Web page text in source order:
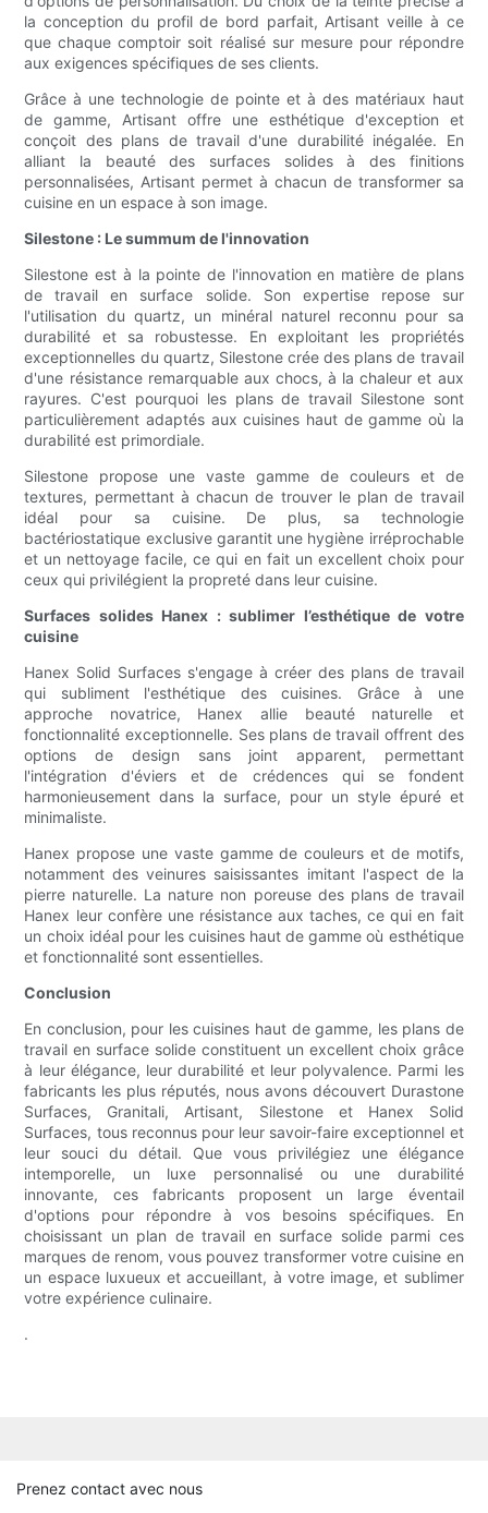
la conception du profil de bord parfait, Artisant veille à ce
que chaque comptoir soit réalisé sur mesure pour répondre
aux exigences spécifiques de ses clients.
Grâce à une technologie de pointe et à des matériaux haut
de gamme, Artisant offre une esthétique d'exception et
conçoit des plans de travail d'une durabilité inégalée. En
alliant la beauté des surfaces solides à des finitions
personnalisées, Artisant permet à chacun de transformer sa
cuisine en un espace à son image.
Silestone : Le summum de l'innovation
Silestone est à la pointe de l'innovation en matière de plans
de travail en surface solide. Son expertise repose sur
l'utilisation du quartz, un minéral naturel reconnu pour sa
durabilité et sa robustesse. En exploitant les propriétés
exceptionnelles du quartz, Silestone crée des plans de travail
d'une résistance remarquable aux chocs, à la chaleur et aux
rayures. C'est pourquoi les plans de travail Silestone sont
particulièrement adaptés aux cuisines haut de gamme où la
durabilité est primordiale.
Silestone propose une vaste gamme de couleurs et de
textures, permettant à chacun de trouver le plan de travail
idéal pour sa cuisine. De plus, sa technologie
bactériostatique exclusive garantit une hygiène irréprochable
et un nettoyage facile, ce qui en fait un excellent choix pour
ceux qui privilégient la propreté dans leur cuisine.
Surfaces solides Hanex : sublimer l’esthétique de votre
cuisine
Hanex Solid Surfaces s'engage à créer des plans de travail
qui subliment l'esthétique des cuisines. Grâce à une
approche novatrice, Hanex allie beauté naturelle et
fonctionnalité exceptionnelle. Ses plans de travail offrent des
options de design sans joint apparent, permettant
l'intégration d'éviers et de crédences qui se fondent
harmonieusement dans la surface, pour un style épuré et
minimaliste.
Hanex propose une vaste gamme de couleurs et de motifs,
notamment des veinures saisissantes imitant l'aspect de la
pierre naturelle. La nature non poreuse des plans de travail
Hanex leur confère une résistance aux taches, ce qui en fait
un choix idéal pour les cuisines haut de gamme où esthétique
et fonctionnalité sont essentielles.
Conclusion
En conclusion, pour les cuisines haut de gamme, les plans de
travail en surface solide constituent un excellent choix grâce
à leur élégance, leur durabilité et leur polyvalence. Parmi les
fabricants les plus réputés, nous avons découvert Durastone
Surfaces, Granitali, Artisant, Silestone et Hanex Solid
Surfaces, tous reconnus pour leur savoir-faire exceptionnel et
leur souci du détail. Que vous privilégiez une élégance
intemporelle, un luxe personnalisé ou une durabilité
innovante, ces fabricants proposent un large éventail
d'options pour répondre à vos besoins spécifiques. En
choisissant un plan de travail en surface solide parmi ces
marques de renom, vous pouvez transformer votre cuisine en
un espace luxueux et accueillant, à votre image, et sublimer
votre expérience culinaire.
.
Prenez contact avec nous